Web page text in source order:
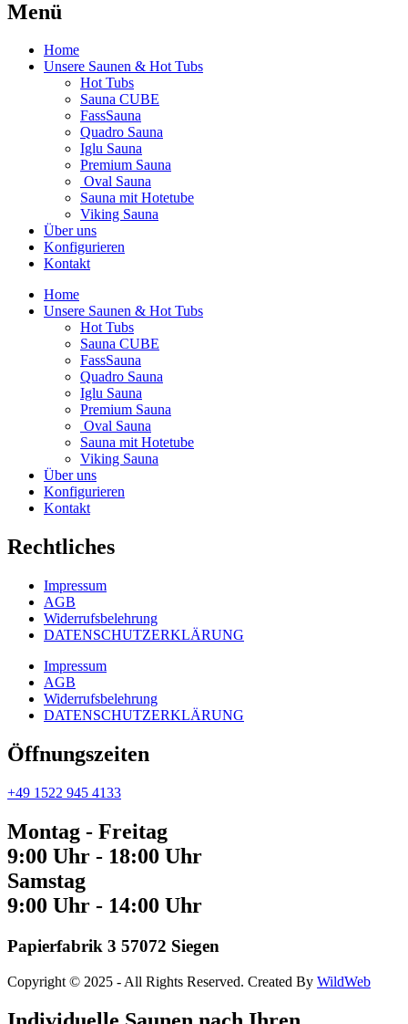
Menü
Home
Unsere Saunen & Hot Tubs
Hot Tubs
Sauna CUBE
FassSauna
Quadro Sauna
Iglu Sauna
Premium Sauna
Oval Sauna
Sauna mit Hotetube
Viking Sauna
Über uns
Konfigurieren
Kontakt
Home
Unsere Saunen & Hot Tubs
Hot Tubs
Sauna CUBE
FassSauna
Quadro Sauna
Iglu Sauna
Premium Sauna
Oval Sauna
Sauna mit Hotetube
Viking Sauna
Über uns
Konfigurieren
Kontakt
Rechtliches
Impressum
AGB
Widerrufsbelehrung
DATENSCHUTZERKLÄRUNG
Impressum
AGB
Widerrufsbelehrung
DATENSCHUTZERKLÄRUNG
Öffnungszeiten
+49 1522 945 4133
Montag - Freitag
9:00 Uhr - 18:00 Uhr
Samstag
9:00 Uhr - 14:00 Uhr
Papierfabrik 3 57072 Siegen
Copyright © 2025 - All Rights Reserved. Created By WildWeb